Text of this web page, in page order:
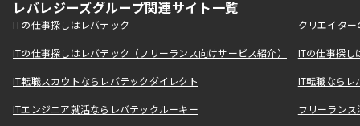
レバレジーズグループ関連サイト一覧
ITの仕事探しはレバテック クリエイタ
ITの仕事探しはレバテック（フリーランス向けサービス紹介） ITの仕事探
IT転職スカウトならレバテックダイレクト IT転職なら
ITエンジニア就活ならレバテックルーキー フリーラン